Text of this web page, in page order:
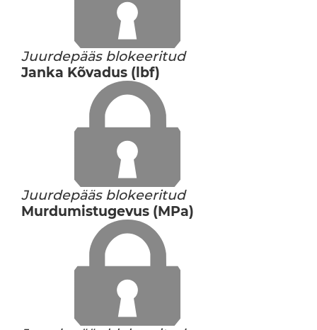
Juurdepääs blokeeritud
Janka Kõvadus (lbf)
Juurdepääs blokeeritud
Murdumistugevus (MPa)